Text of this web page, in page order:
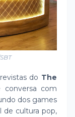
do The
conversa com
dos games
de cultura pop,